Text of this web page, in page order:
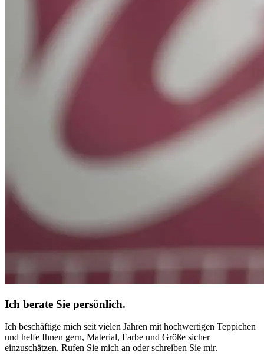
Ich berate Sie persönlich.
Ich beschäftige mich seit vielen Jahren mit hochwertigen Teppichen
und helfe Ihnen gern, Material, Farbe und Größe sicher
einzuschätzen. Rufen Sie mich an oder schreiben Sie mir.